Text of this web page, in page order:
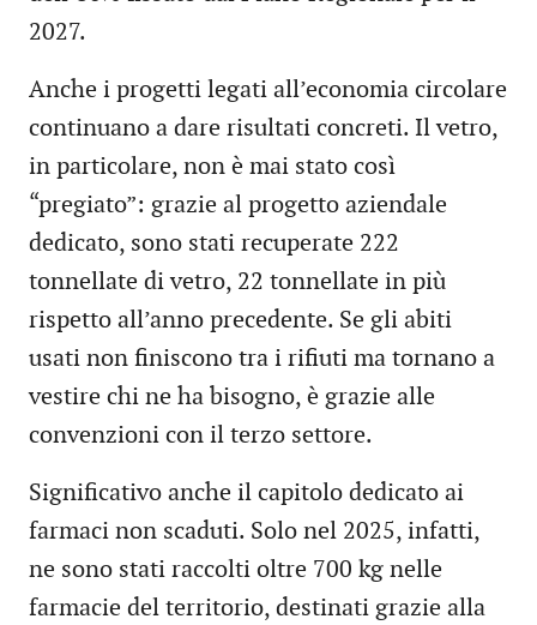
2027.
Anche i progetti legati all’economia circolare
continuano a dare risultati concreti. Il vetro,
in particolare, non è mai stato così
“pregiato”: grazie al progetto aziendale
dedicato, sono stati recuperate 222
tonnellate di vetro, 22 tonnellate in più
rispetto all’anno precedente. Se gli abiti
usati non finiscono tra i rifiuti ma tornano a
vestire chi ne ha bisogno, è grazie alle
convenzioni con il terzo settore.
Significativo anche il capitolo dedicato ai
farmaci non scaduti. Solo nel 2025, infatti,
ne sono stati raccolti oltre 700 kg nelle
farmacie del territorio, destinati grazie alla